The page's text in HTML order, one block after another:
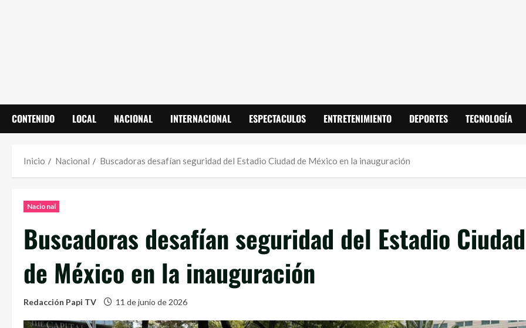
CONTENIDO LOCAL NACIONAL INTERNACIONAL ESPECTACULOS ENTRETENIMIENTO DEPORTES TECNOLOGÍA
Inicio Nacional Buscadoras desafían seguridad del Estadio Ciudad de México en la inauguración
Nacional
Buscadoras desafían seguridad del Estadio Ciudad
de México en la inauguración
Redacción Papi TV 11 de junio de 2026